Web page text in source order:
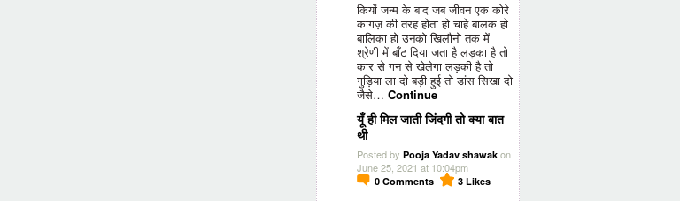
कियों जन्म के बाद जब जीवन एक कोरे
कागज़ की तरह होता हो चाहे बालक हो
बालिका हो उनको खिलौनो तक में
श्रेणी में बाँट दिया जता है लड़का है तो
कार से गन से खेलेगा लड़की है तो
गुड़िया ला दो बड़ी हुई तो डांस सिखा दो
जैसे… Continue
यूँ ही मिल जाती जिंदगी तो क्या बात
थी
Posted by Pooja Yadav shawak on
June 25, 2021 at 10:04pm
0 Comments 3 Likes